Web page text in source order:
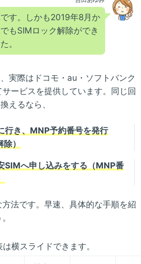
す。しかも2019年8月か
もSIMロック解除ができ
。
実際はドコモ・au・ソフトバンク
ービスを提供しています。同じ回
えるなら、
行き、MNP予約番号を発行
）
SIMへ申し込みをする（MNP番
法です。早速、具体的な手順を紹
横スライドできます。